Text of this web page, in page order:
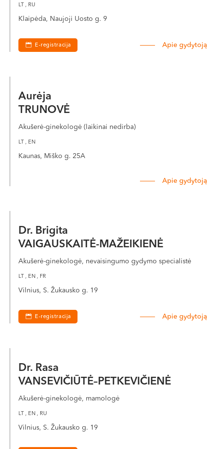
LT , RU
Klaipėda, Naujoji Uosto g. 9
E-registracija Apie gydytoją
Aurėja
TRUNOVĖ
Akušerė-ginekologė (laikinai nedirba)
LT , EN
Kaunas, Miško g. 25A
Apie gydytoją
Dr. Brigita
VAIGAUSKAITĖ-MAŽEIKIENĖ
Akušerė-ginekologė, nevaisingumo gydymo specialistė
LT , EN , FR
Vilnius, S. Žukausko g. 19
E-registracija Apie gydytoją
Dr. Rasa
VANSEVIČIŪTĖ–PETKEVIČIENĖ
Akušerė-ginekologė, mamologė
LT , EN , RU
Vilnius, S. Žukausko g. 19